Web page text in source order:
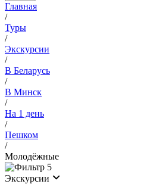
Главная
/
Туры
/
Экскурсии
/
В Беларусь
/
В Минск
/
На 1 день
/
Пешком
/
Молодёжные
5
Экскурсии